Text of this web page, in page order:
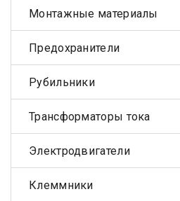
Монтажные материалы
Предохранители
Рубильники
Трансформаторы тока
Электродвигатели
Клеммники